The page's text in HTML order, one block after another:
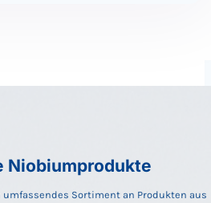
Niobiumprodukte
Sortiment an Produkten aus